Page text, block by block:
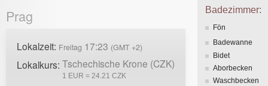
Badezimmer:
Fön
Badewanne
Bidet
Aborbecken
Waschbecken
Prag
Lokalzeit: Freitag 17:23 (GMT +2)
Lokalkurs: Tschechische Krone (CZK)
1 EUR = 24.21 CZK